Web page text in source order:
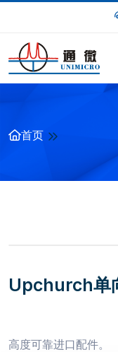
首页
Upchurch单
高度可靠进口配件。